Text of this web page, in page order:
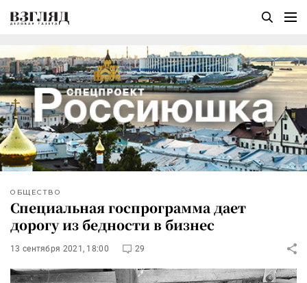
ОБЩЕСТВО
Специальная госпрограмма дает
дорогу из бедности в бизнес
13 сентября 2021, 18:00 29